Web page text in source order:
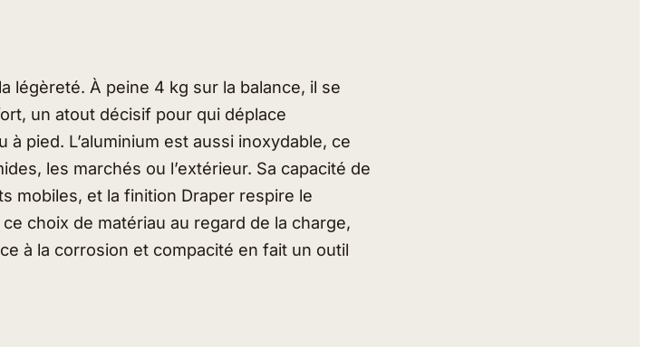
légèreté. À peine 4 kg sur la balance, il se
un atout décisif pour qui déplace
pied. L’aluminium est aussi inoxydable, ce
les marchés ou l’extérieur. Sa capacité de
mobiles, et la finition Draper respire le
choix de matériau au regard de la charge,
à la corrosion et compacité en fait un outil